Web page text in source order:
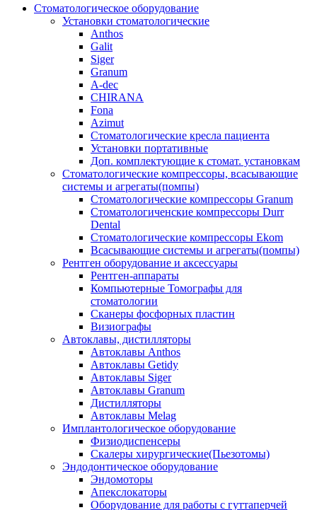
Стоматологическое оборудование
Установки стоматологические
Anthos
Galit
Siger
Granum
A-dec
CHIRANA
Fona
Azimut
Стоматологические кресла пациента
Установки портативные
Доп. комплектующие к стомат. установкам
Стоматологические компрессоры, всасывающие
системы и агрегаты(помпы)
Стоматологические компрессоры Granum
Стоматологиченские компрессоры Durr
Dental
Стоматологические компрессоры Ekom
Всасывающие системы и агрегаты(помпы)
Рентген оборудование и аксессуары
Рентген-аппараты
Компьютерные Томографы для
стоматологии
Сканеры фосфорных пластин
Визиографы
Автоклавы, дистилляторы
Автоклавы Anthos
Автоклавы Getidy
Автоклавы Siger
Автоклавы Granum
Дистилляторы
Автоклавы Melag
Имплантологическое оборудование
Физиодиспенсеры
Скалеры хирургические(Пьезотомы)
Эндодонтическое оборудование
Эндомоторы
Апекслокаторы
Оборудование для работы с гуттаперчей